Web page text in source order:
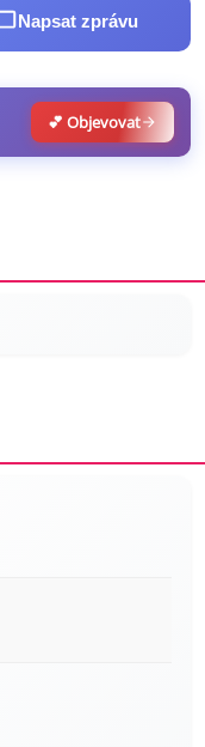
Napsat zprávu
💕 Objevovat